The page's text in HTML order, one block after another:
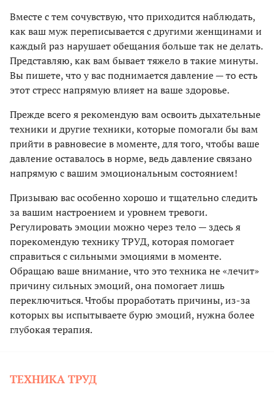
Вместе с тем сочувствую, что приходится наблюдать,
как ваш муж переписывается с другими женщинами и
каждый раз нарушает обещания больше так не делать.
Представляю, как вам бывает тяжело в такие минуты.
Вы пишете, что у вас поднимается давление — то есть
этот стресс напрямую влияет на ваше здоровье.
Прежде всего я рекомендую вам освоить дыхательные
техники и другие техники, которые помогали бы вам
прийти в равновесие в моменте, для того, чтобы ваше
давление оставалось в норме, ведь давление связано
напрямую с вашим эмоциональным состоянием!
Призываю вас особенно хорошо и тщательно следить
за вашим настроением и уровнем тревоги.
Регулировать эмоции можно через тело — здесь я
порекомендую технику ТРУД, которая помогает
справиться с сильными эмоциями в моменте.
Обращаю ваше внимание, что это техника не «лечит»
причину сильных эмоций, она помогает лишь
переключиться. Чтобы проработать причины, из-за
которых вы испытываете бурю эмоций, нужна более
глубокая терапия.
ТЕХНИКА ТРУД